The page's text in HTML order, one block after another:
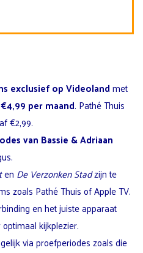
exclusief op Videolandmet
per maand. Pathé Thuis
€2,99.
van Bassie & Adriaan
en De Verzonken Stadzijn te
zoals Pathé Thuis of Apple TV.
en het juiste apparaat
kijkplezier.
via proefperiodes zoals die